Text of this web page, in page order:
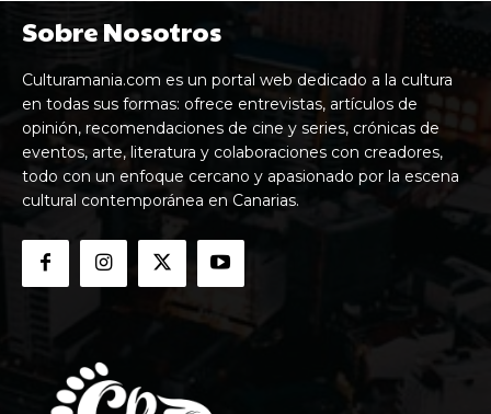
Sobre Nosotros
Culturamania.com es un portal web dedicado a la cultura
en todas sus formas: ofrece entrevistas, artículos de
opinión, recomendaciones de cine y series, crónicas de
eventos, arte, literatura y colaboraciones con creadores,
todo con un enfoque cercano y apasionado por la escena
cultural contemporánea en Canarias.